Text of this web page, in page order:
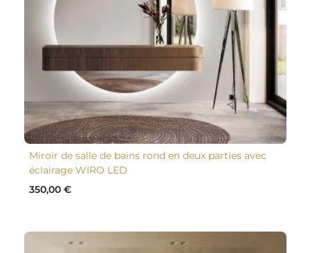
Miroir de salle de bains rond en deux parties avec
éclairage WIRO LED
350,00 €